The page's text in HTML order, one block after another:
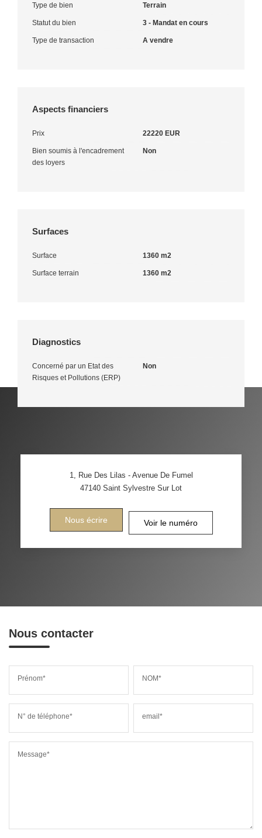
Type de bien Terrain
Statut du bien 3 - Mandat en cours
Type de transaction A vendre
Aspects financiers
Prix 22220 EUR
Bien soumis à l'encadrement
des loyers
Non
Surfaces
Surface 1360 m2
Surface terrain 1360 m2
Diagnostics
Concerné par un Etat des
Risques et Pollutions (ERP)
Non
1, Rue Des Lilas - Avenue De Fumel
47140 Saint Sylvestre Sur Lot
Nous écrire Voir le numéro
Nous contacter
Prénom* NOM*
N° de téléphone* email*
Message*